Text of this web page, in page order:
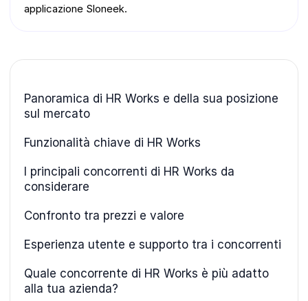
applicazione Sloneek.
Panoramica di HR Works e della sua posizione
sul mercato
Funzionalità chiave di HR Works
I principali concorrenti di HR Works da
considerare
Confronto tra prezzi e valore
Esperienza utente e supporto tra i concorrenti
Quale concorrente di HR Works è più adatto
alla tua azienda?